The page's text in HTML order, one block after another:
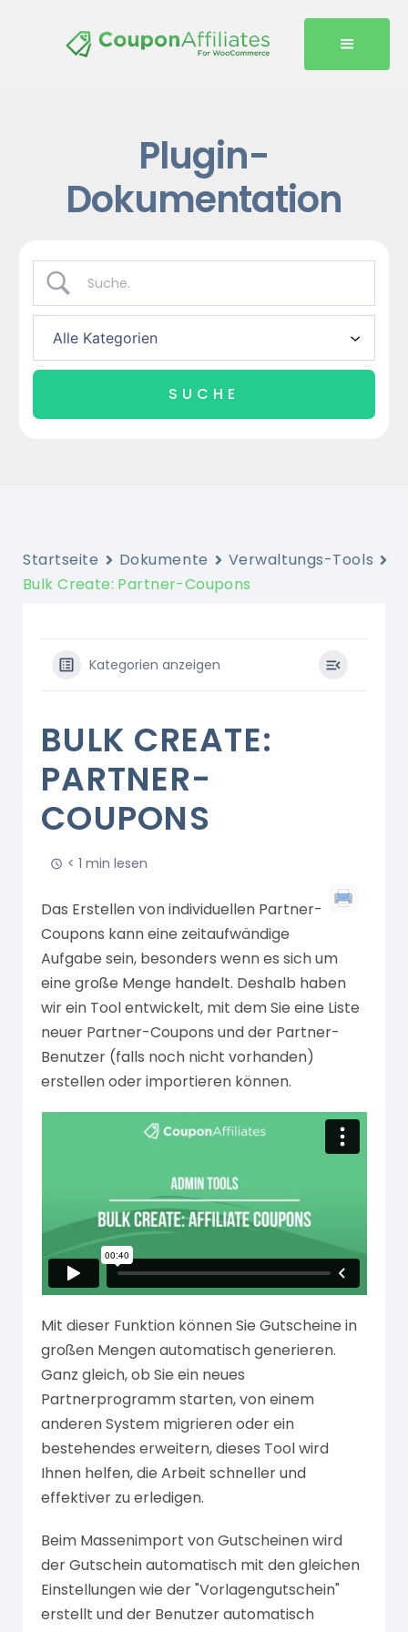
Plugin-
Dokumentation
Startseite Dokumente
Verwaltungs-Tools
Bulk Create: Partner-Coupons
Kategorien anzeigen
BULK CREATE:
PARTNER-
COUPONS
< 1 min lesen
Das Erstellen von individuellen Partner-
Coupons kann eine zeitaufwändige
Aufgabe sein, besonders wenn es sich um
eine große Menge handelt. Deshalb haben
wir ein Tool entwickelt, mit dem Sie eine Liste
neuer Partner-Coupons und der Partner-
Benutzer (falls noch nicht vorhanden)
erstellen oder importieren können.
Mit dieser Funktion können Sie Gutscheine in
großen Mengen automatisch generieren.
Ganz gleich, ob Sie ein neues
Partnerprogramm starten, von einem
anderen System migrieren oder ein
bestehendes erweitern, dieses Tool wird
Ihnen helfen, die Arbeit schneller und
effektiver zu erledigen.
Beim Massenimport von Gutscheinen wird
der Gutschein automatisch mit den gleichen
Einstellungen wie der "Vorlagengutschein"
erstellt und der Benutzer automatisch